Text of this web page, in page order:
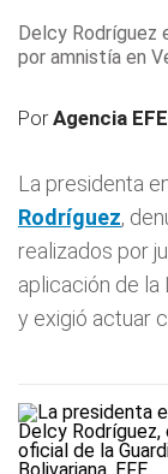
Delcy Rodríguez
por amnistía en
PorAgencia EFE
La presidenta
Rodríguez,
realizados por
aplicación de
y exigió actuar